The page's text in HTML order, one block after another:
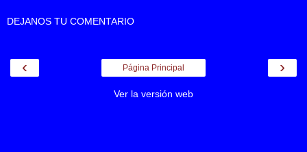
DEJANOS TU COMENTARIO
‹ ›
Página Principal
Ver la versión web